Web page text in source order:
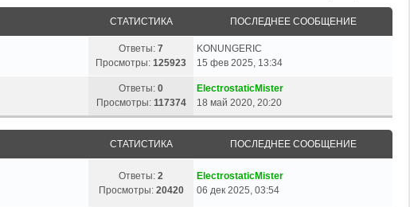
СТАТИСТИКА ПОСЛЕДНЕЕ СООБЩЕНИЕ
Ответы: 7
Просмотры: 125923
KONUNGERIC
15 фев 2025, 13:34
Ответы: 0
Просмотры: 117374
ElectrostaticMister
18 май 2020, 20:20
СТАТИСТИКА ПОСЛЕДНЕЕ СООБЩЕНИЕ
Ответы: 2
Просмотры: 20420
ElectrostaticMister
06 дек 2025, 03:54